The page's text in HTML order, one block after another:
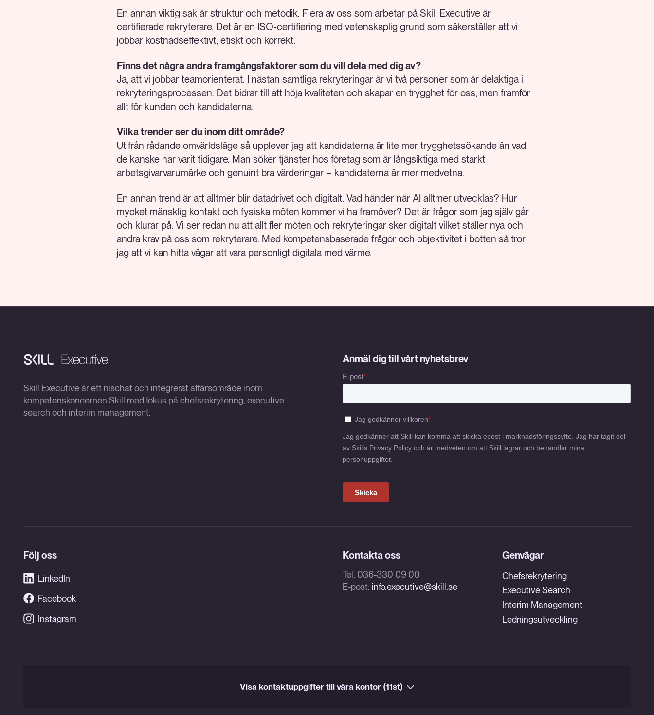
En annan viktig sak är struktur och metodik. Flera av oss som arbetar på Skill Executive är
certifierade rekryterare. Det är en ISO-certifiering med vetenskaplig grund som säkerställer att vi
jobbar kostnadseffektivt, etiskt och korrekt.
Finns det några andra framgångsfaktorer som du vill dela med dig av?
Ja, att vi jobbar teamorienterat. I nästan samtliga rekryteringar är vi två personer som är delaktiga i
rekryteringsprocessen. Det bidrar till att höja kvaliteten och skapar en trygghet för oss, men framför
allt för kunden och kandidaterna.
Vilka trender ser du inom ditt område?
Utifrån rådande omvärldsläge så upplever jag att kandidaterna är lite mer trygghetssökande än vad
de kanske har varit tidigare. Man söker tjänster hos företag som är långsiktiga med starkt
arbetsgivarvarumärke och genuint bra värderingar – kandidaterna är mer medvetna.
En annan trend är att alltmer blir datadrivet och digitalt. Vad händer när AI alltmer utvecklas? Hur
mycket mänsklig kontakt och fysiska möten kommer vi ha framöver? Det är frågor som jag själv går
och klurar på. Vi ser redan nu att allt fler möten och rekryteringar sker digitalt vilket ställer nya och
andra krav på oss som rekryterare. Med kompetensbaserade frågor och objektivitet i botten så tror
jag att vi kan hitta vägar att vara personligt digitala med värme.
Skill Executive är ett nischat och integrerat affärsområde inom
kompetenskoncernen Skill med fokus på chefsrekrytering, executive
search och interim management.
Anmäl dig till vårt nyhetsbrev
Följ oss
LinkedIn
Facebook
Instagram
Kontakta oss
Tel. 036-330 09 00
E-post: info.executive@skill.se
Genvägar
Chefsrekrytering
Executive Search
Interim Management
Ledningsutveckling
Visa kontaktuppgifter till våra kontor (11st)